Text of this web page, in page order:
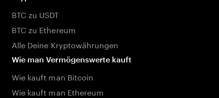
BTC zu USDT
BTC zu Ethereum
Alle Deine Kryptowährungen
Wie man Vermögenswerte kauft
Wie kauft man Bitcoin
Wie kauft man Ethereum